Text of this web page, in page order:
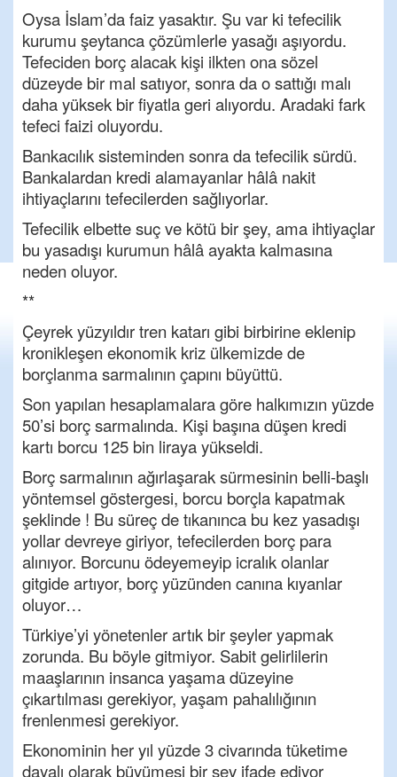
Oysa İslam’da faiz yasaktır. Şu var ki tefecilik
kurumu şeytanca çözümlerle yasağı aşıyordu.
Tefeciden borç alacak kişi ilkten ona sözel
düzeyde bir mal satıyor, sonra da o sattığı malı
daha yüksek bir fiyatla geri alıyordu. Aradaki fark
tefeci faizi oluyordu.
Bankacılık sisteminden sonra da tefecilik sürdü.
Bankalardan kredi alamayanlar hâlâ nakit
ihtiyaçlarını tefecilerden sağlıyorlar.
Tefecilik elbette suç ve kötü bir şey, ama ihtiyaçlar
bu yasadışı kurumun hâlâ ayakta kalmasına
neden oluyor.
**
Çeyrek yüzyıldır tren katarı gibi birbirine eklenip
kronikleşen ekonomik kriz ülkemizde de
borçlanma sarmalının çapını büyüttü.
Son yapılan hesaplamalara göre halkımızın yüzde
50’si borç sarmalında. Kişi başına düşen kredi
kartı borcu 125 bin liraya yükseldi.
Borç sarmalının ağırlaşarak sürmesinin belli-başlı
yöntemsel göstergesi, borcu borçla kapatmak
şeklinde ! Bu süreç de tıkanınca bu kez yasadışı
yollar devreye giriyor, tefecilerden borç para
alınıyor. Borcunu ödeyemeyip icralık olanlar
gitgide artıyor, borç yüzünden canına kıyanlar
oluyor…
Türkiye’yi yönetenler artık bir şeyler yapmak
zorunda. Bu böyle gitmiyor. Sabit gelirlilerin
maaşlarının insanca yaşama düzeyine
çıkartılması gerekiyor, yaşam pahalılığının
frenlenmesi gerekiyor.
Ekonominin her yıl yüzde 3 civarında tüketime
dayalı olarak büyümesi bir şey ifade ediyor